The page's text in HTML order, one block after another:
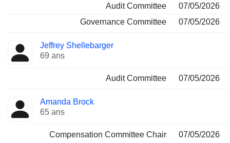
Audit Committee
07/05/2026
Governance Committee
07/05/2026
Jeffrey Shellebarger
69 ans
Audit Committee 07/05/2026
Amanda Brock
65 ans
Compensation Committee Chair 07/05/2026